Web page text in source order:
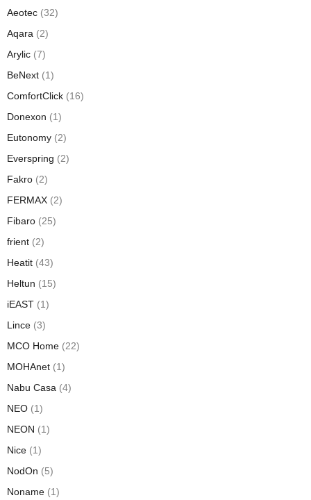
Aeotec (32)
Aqara (2)
Arylic (7)
BeNext (1)
ComfortClick (16)
Donexon (1)
Eutonomy (2)
Everspring (2)
Fakro (2)
FERMAX (2)
Fibaro (25)
frient (2)
Heatit (43)
Heltun (15)
iEAST (1)
Lince (3)
MCO Home (22)
MOHAnet (1)
Nabu Casa (4)
NEO (1)
NEON (1)
Nice (1)
NodOn (5)
Noname (1)